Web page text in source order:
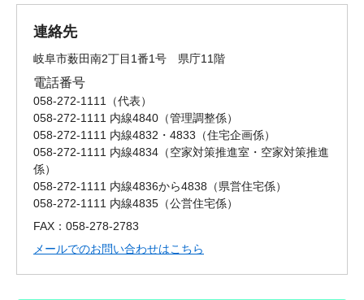
連絡先
岐阜市薮田南2丁目1番1号 県庁11階
電話番号
058-272-1111
代表
058-272-1111 内線4840
管理調整係
058-272-1111 内線4832・4833
住宅企画係
058-272-1111 内線4834
空家対策推進室・空家対策推進
係
058-272-1111 内線4836から4838
県営住宅係
058-272-1111 内線4835
公営住宅係
FAX：058-278-2783
メールでのお問い合わせはこちら